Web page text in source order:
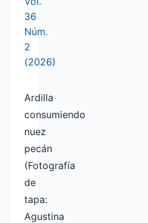
36
Núm.
2
(2026)
Ardilla
consumiendo
nuez
pecán
(Fotografía
de
tapa:
Agustina